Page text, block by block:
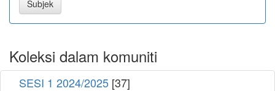
Koleksi dalam komuniti
SESI 1 2024/2025 [37]